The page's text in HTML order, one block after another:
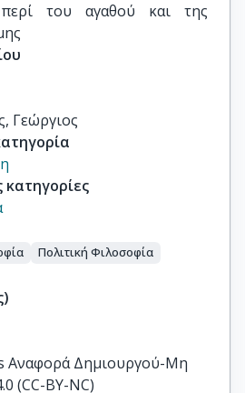
του αγαθού και της
Γεώργιος
κατηγορίες
Πολιτική Φιλοσοφία
Αναφορά Δημιουργού-Μη
(CC-BY-NC)